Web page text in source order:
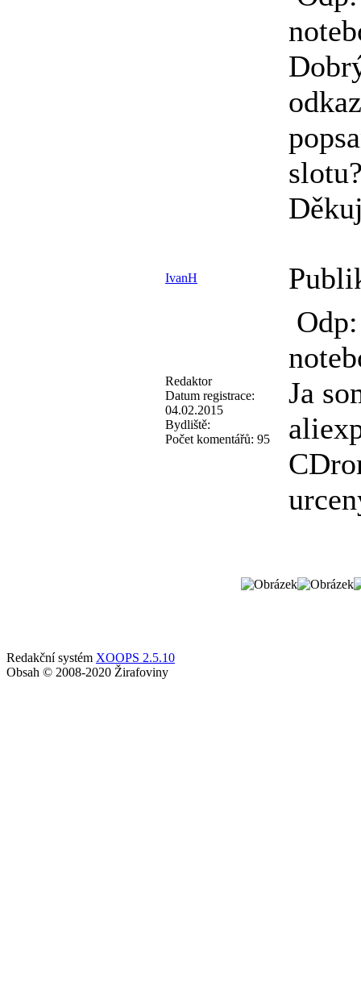
IvanH
Redaktor
Datum registrace:
04.02.2015
Bydliště:
Počet komentářů: 95
Ja
Redakční systém XOOPS 2.5.10
Obsah © 2008-2020 Žirafoviny